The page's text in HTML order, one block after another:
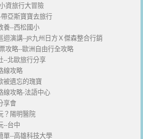
資旅行大冒險
亞斯寶寶去旅行
養--西松國小
演講--JR九州日方Ｘ傑森整合行銷
攻略--歐洲自由行全攻略
--北歐旅行分享
線攻略
被遺忘的瑰寶
線攻略-法語中心
享會
？陽明醫院
--台中
單--高雄科技大學